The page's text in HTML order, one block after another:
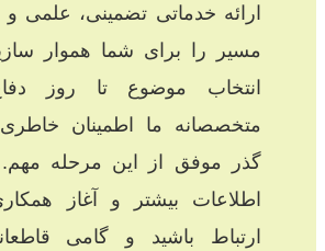
ارائه خدماتی تضمینی، علمی و
مسیر را برای شما هموار
انتخاب موضوع تا روز
متخصصانه ما اطمینان
گذر موفق از این مرحله
اطلاعات بیشتر و آغاز
ارتباط باشید و گامی